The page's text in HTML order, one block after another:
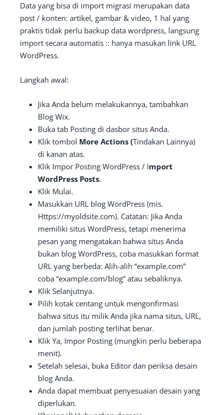
Data yang bisa di import migrasi merupakan data
post / konten: artikel, gambar & video, 1 hal yang
praktis tidak perlu backup data wordpress, langsung
import secara automatis :: hanya masukan link URL
WordPress.
Langkah awal:
Jika Anda belum melakukannya, tambahkan
Blog Wix.
Buka tab Posting di dasbor situs Anda.
Klik tombol More Actions (Tindakan Lainnya)
di kanan atas.
Klik Impor Posting WordPress / Import
WordPress Posts.
Klik Mulai.
Masukkan URL blog WordPress (mis.
Https://myoldsite.com). Catatan: Jika Anda
memiliki situs WordPress, tetapi menerima
pesan yang mengatakan bahwa situs Anda
bukan blog WordPress, coba masukkan format
URL yang berbeda: Alih-alih “example.com”
coba “example.com/blog” atau sebaliknya.
Klik Selanjutnya.
Pilih kotak centang untuk mengonfirmasi
bahwa situs itu milik Anda jika nama situs, URL,
dan jumlah posting terlihat benar.
Klik Ya, Impor Posting (mungkin perlu beberapa
menit).
Setelah selesai, buka Editor dan periksa desain
blog Anda.
Anda dapat membuat penyesuaian desain yang
diperlukan.